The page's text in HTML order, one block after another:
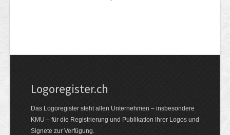
Logoregister.ch
Das Logoregister steht allen Unternehmen – insbesondere
KMU – für die Registrierung und Publikation ihrer Logos und
Signete zur Verfügung.